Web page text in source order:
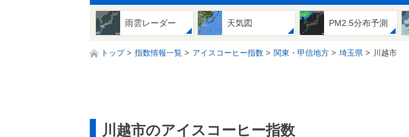
雨雲レーダー 天気図 PM2.5分布予測
トップ 指数情報一覧 アイスコーヒー指数 関東・甲信地方 埼玉県 川越市
川越市のアイスコーヒー指数